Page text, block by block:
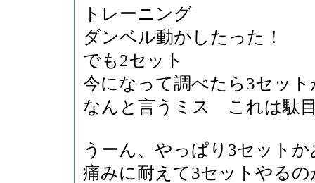
トレーニング
ダンベル動かしたった！
でも2セット
今になって調べたら3セッ
なんと言うミス これは駄
うーん、やっぱり3セットか
痛みに耐えて3セットやる